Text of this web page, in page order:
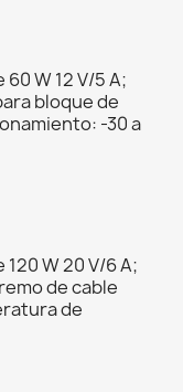
W 12 V/5 A;
bloque de
-30 a
W 20 V/6 A;
de cable
de